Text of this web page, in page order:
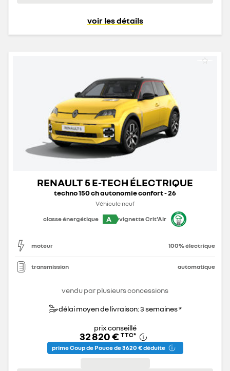
voir les détails
RENAULT 5 E-TECH ÉLECTRIQUE
techno 150 ch autonomie confort - 26
Véhicule neuf
classe énergétique
A vignette Crit'Air
moteur 100% électrique
transmission automatique
vendu par plusieurs concessions
délai moyen de livraison: 3 semaines *
prix conseillé
32 820 € TTC*
prime Coup de Pouce de 3 620 € déduite